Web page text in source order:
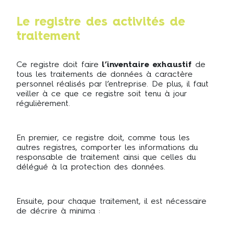
Le registre des activités de
traitement
Ce registre doit faire l’inventaire exhaustif de
tous les traitements de données à caractère
personnel réalisés par l’entreprise. De plus, il faut
veiller à ce que ce registre soit tenu à jour
régulièrement.
En premier, ce registre doit, comme tous les
autres registres, comporter les informations du
responsable de traitement ainsi que celles du
délégué à la protection des données.
Ensuite, pour chaque traitement, il est nécessaire
de décrire à minima :